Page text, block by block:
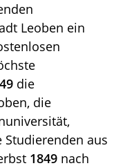
Leoben ein
die
die
aus
1849 nach